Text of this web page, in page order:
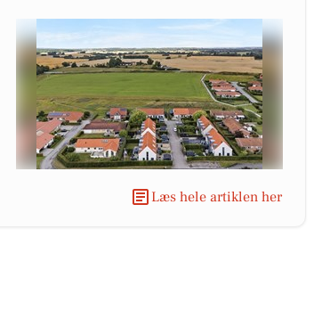
Læs hele artiklen her